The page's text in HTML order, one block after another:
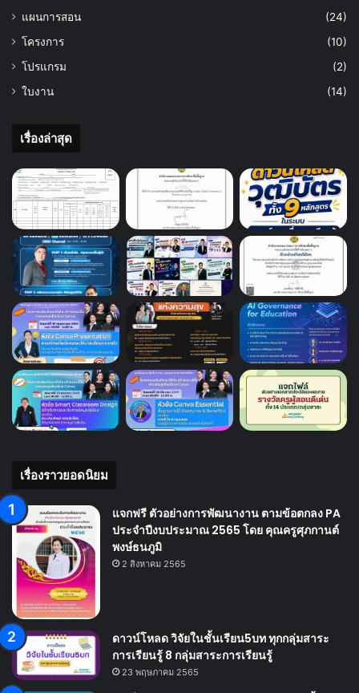
แผนการสอน
(24)
โครงการ
(10)
โปรแกรม
(2)
ใบงาน
(14)
เรื่องล่าสุด
เรื่องราวยอดนิยม
แจกฟรี ตัวอย่างการพัฒนางาน ตามข้อตกลง PA
ประจำปีงบประมาณ 2565 โดย คุณครูศุภกานต์
พงษ์ธนภูมิ
2 สิงหาคม 2565
ดาวน์โหลด วิจัยในชั้นเรียน5บท ทุกกลุ่มสาระ
การเรียนรู้ 8 กลุ่มสาระการเรียนรู้
23 พฤษภาคม 2565